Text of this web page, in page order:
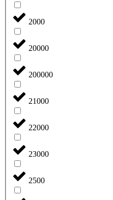
2000
20000
200000
21000
22000
23000
2500